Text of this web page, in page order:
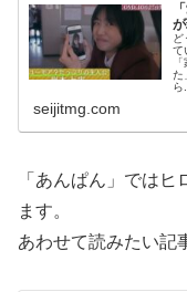
ど
て
た
ら
seijitmg.com
「あんぱん」では
ます。
あわせて読みたい記